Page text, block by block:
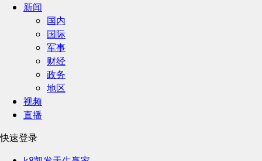
新闻
国内
国际
军事
财经
政务
地区
视频
直播
快速登录